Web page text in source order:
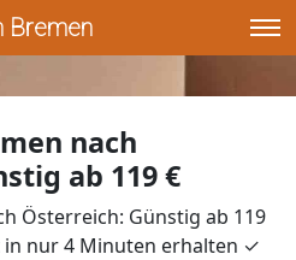
Bremen
nach
ab 119 €
Österreich: Günstig ab 119
in nur 4 Minuten erhalten ✓